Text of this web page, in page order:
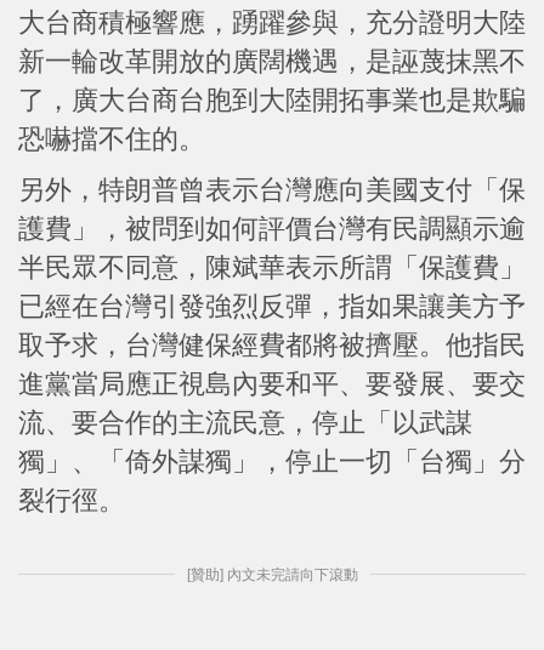
大台商積極響應，踴躍參與，充分證明大陸
新一輪改革開放的廣闊機遇，是誣蔑抹黑不
了，廣大台商台胞到大陸開拓事業也是欺騙
恐嚇擋不住的。
另外，特朗普曾表示台灣應向美國支付「保
護費」，被問到如何評價台灣有民調顯示逾
半民眾不同意，陳斌華表示所謂「保護費」
已經在台灣引發強烈反彈，指如果讓美方予
取予求，台灣健保經費都將被擠壓。他指民
進黨當局應正視島內要和平、要發展、要交
流、要合作的主流民意，停止「以武謀
獨」、「倚外謀獨」，停止一切「台獨」分
裂行徑。
[贊助] 內文未完請向下滾動